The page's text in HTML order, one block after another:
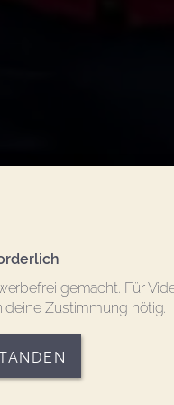
gemacht. Für
Zustimmung nötig.